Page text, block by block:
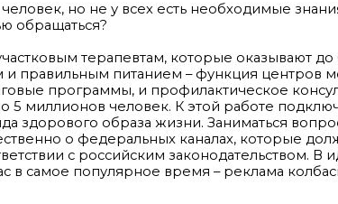
но не у всех есть необходимые
обращаться?
терапевтам, которые оказывают
и правильным питанием – функция центров
программы, и профилактическое
миллионов человек. К этой работе
здорового образа жизни. Заниматься
о федеральных каналах, которые
с российским законодательством. В
в самое популярное время – реклама